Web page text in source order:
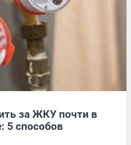
за ЖКУ почти в
5 способов